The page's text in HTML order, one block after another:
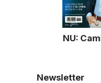
NU:
Newsletter